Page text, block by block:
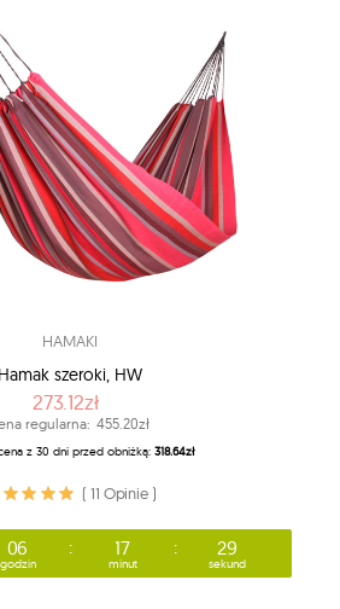
HAMAKI
Hamak szeroki, HW
273.12zł
regularna: 455.20zł
z 30 dni przed obniżką: 318.64zł
( 11 Opinie )
06
godzin
17
minut
27
sekund